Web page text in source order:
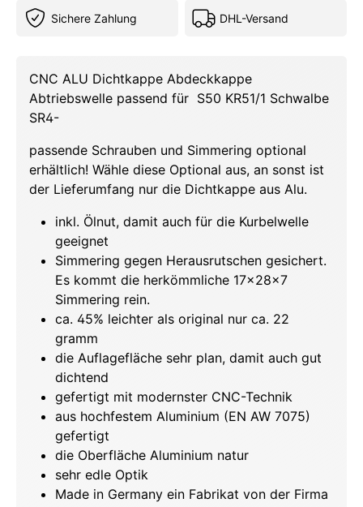
Sichere Zahlung DHL-Versand
CNC ALU Dichtkappe Abdeckkappe
Abtriebswelle passend für S50 KR51/1 Schwalbe
SR4-
passende Schrauben und Simmering optional
erhältlich! Wähle diese Optional aus, an sonst ist
der Lieferumfang nur die Dichtkappe aus Alu.
inkl. Ölnut, damit auch für die Kurbelwelle
geeignet
Simmering gegen Herausrutschen gesichert.
Es kommt die herkömmliche 17x28x7
Simmering rein.
ca. 45% leichter als original nur ca. 22
gramm
die Auflagefläche sehr plan, damit auch gut
dichtend
gefertigt mit modernster CNC-Technik
aus hochfestem Aluminium (EN AW 7075)
gefertigt
die Oberfläche Aluminium natur
sehr edle Optik
Made in Germany ein Fabrikat von der Firma